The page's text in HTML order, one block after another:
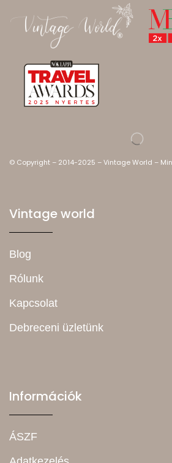
© Copyright – 2014-2025 – Vintage World –
Vintage world
Blog
Rólunk
Kapcsolat
Debreceni üzletünk
Információk
ÁSZF